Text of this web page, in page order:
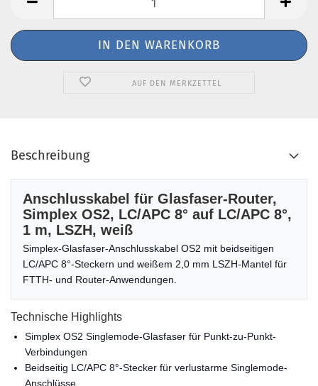
AUF DEN MERKZETTEL
Beschreibung
Anschlusskabel für Glasfaser-Router,
Simplex OS2, LC/APC 8° auf LC/APC 8°,
1 m, LSZH, weiß
Simplex-Glasfaser-Anschlusskabel OS2 mit beidseitigen
LC/APC 8°-Steckern und weißem 2,0 mm LSZH-Mantel für
FTTH- und Router-Anwendungen.
Technische Highlights
Simplex OS2 Singlemode-Glasfaser für Punkt-zu-Punkt-
Verbindungen
Beidseitig LC/APC 8°-Stecker für verlustarme Singlemode-
Anschlüsse